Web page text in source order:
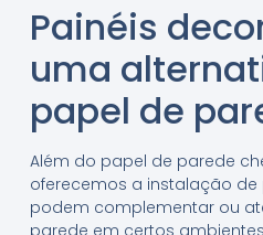
Painéis
uma
papel de
Além do papel de parede
oferecemos a instalação
podem complementar ou
parede em certos